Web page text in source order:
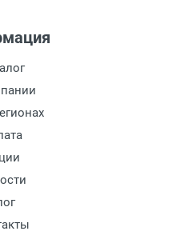
за хранение
по Москве компанией
к вам пункта
компаниями по